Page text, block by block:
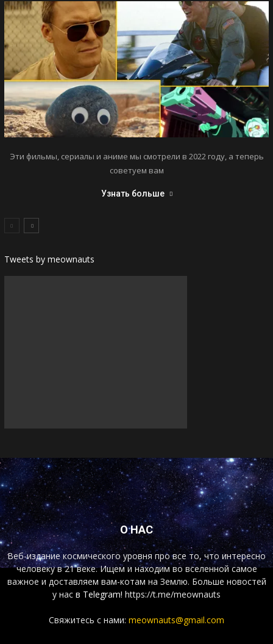
Эти фильмы, сериалы и аниме мы смотрели в 2022 году, а теперь
советуем вам
Узнать больше
Tweets by meownauts
О НАС
Веб-издание космического уровня про все то, что интересно
человеку в 21 веке. Ищем и находим во вселенной самое
важное и доставляем вам-котам на Землю. Больше новостей
у нас в Telegram! https://t.me/meownauts
Свяжитесь с нами: meownauts@gmail.com